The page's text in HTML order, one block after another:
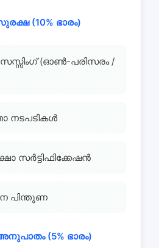
(10% ഭാരം)
(ഓൺ-പരിസരം /
നടപടികൾ
സർട്ടിഫിക്കേഷൻ
പിന്തുണ
(5% ഭാരം)